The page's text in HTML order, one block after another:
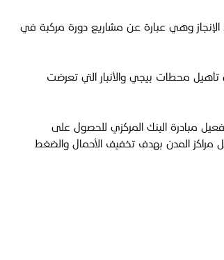
وهي عبارة عن مشاريع دورة مركبة في
محطات بيجي والأنبار التي تعرضت
مبادرة البنك المركزي للحصول على
مراكز المدن بهدف تخفيف الأحمال والضغط